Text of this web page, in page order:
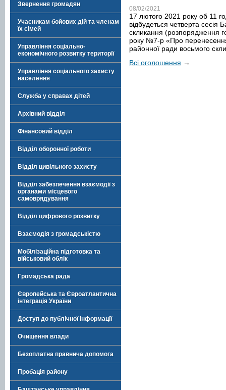
Звернення громадян
Учасникам бойових дій та членам
їх сімей
Управління соціально-
економічного розвитку території
Управління соціального захисту
населення
Служба у справах дітей
Архівний відділ
Фінансовий відділ
Відділ оборонної роботи
Відділ цивільного захисту
Відділ забезпечення взаємодії з
органами місцевого
самоврядування
Відділ цифрового розвитку
Взаємодія з громадськістю
Мобілізаційна підготовка та
військовий облік
Громадська рада
Європейська та Євроатлантична
інтеграція України
Доступ до публічної інформації
Очищення влади
Безоплатна правнича допомога
Пробація району
08/02/2021
17 лютого 2021 року об 11
відбудеться четверта сесія
скликання (розпорядження
року №7-р «Про перенесення
районної ради восьмого
Всі оголошення →